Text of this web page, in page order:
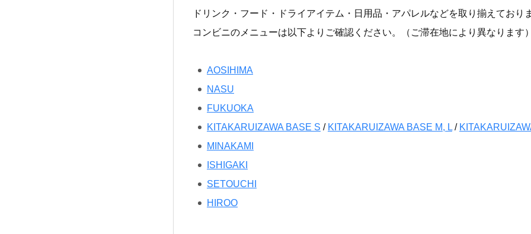
ドリンク・フード・ドライアイテム・日用品・アパレルなどを取り揃えており
コンビニのメニューは以下よりご確認ください。（ご滞在地により異なります）
AOSIHIMA
NASU
FUKUOKA
KITAKARUIZAWA BASE S / KITAKARUIZAWA BASE M, L /
MINAKAMI
ISHIGAKI
SETOUCHI
HIROO